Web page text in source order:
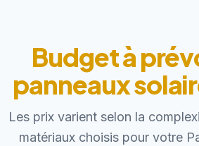
Budget à
panneaux
Les prix varient selon la
matériaux choisis pour votre